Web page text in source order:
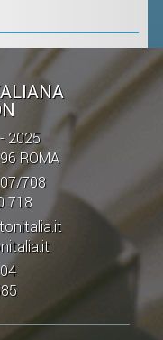
2025
ROMA
708
718